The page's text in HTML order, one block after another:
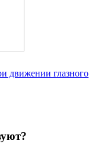
движении глазного